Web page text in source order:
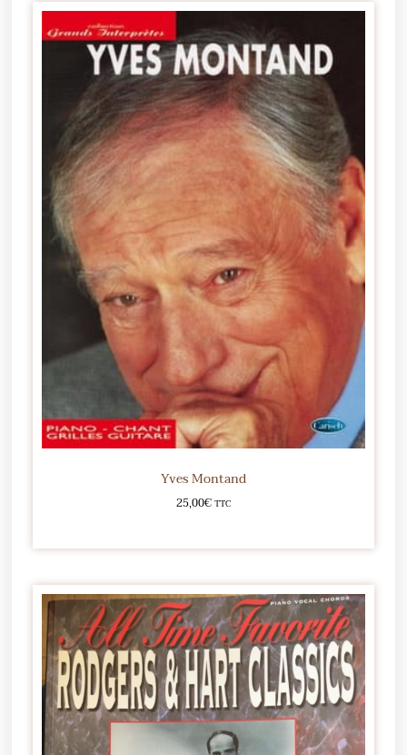
Yves Montand
25,00€TTC